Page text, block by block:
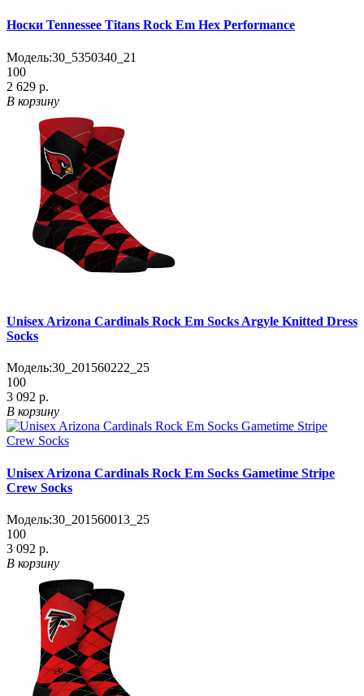
Носки Tennessee Titans Rock Em Hex Performance
Модель:30_5350340_21
100
2 629 р.
В корзину
Unisex Arizona Cardinals Rock Em Socks Argyle Knitted Dress
Socks
Модель:30_201560222_25
100
3 092 р.
В корзину
Unisex Arizona Cardinals Rock Em Socks Gametime Stripe
Crew Socks
Модель:30_201560013_25
100
3 092 р.
В корзину